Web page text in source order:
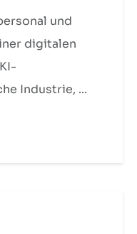
und
digitalen
Industrie, ...